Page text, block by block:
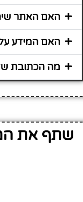
האם האתר
האם המידע על
מה הכתובת של
שתף את